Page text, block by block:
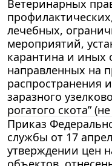
Ветеринарных
лечебных,
мероприятий,
карантина и иных
направленных на
распространения
заразного
рогатого скота”
Приказ
службы от 17
утверждении цен